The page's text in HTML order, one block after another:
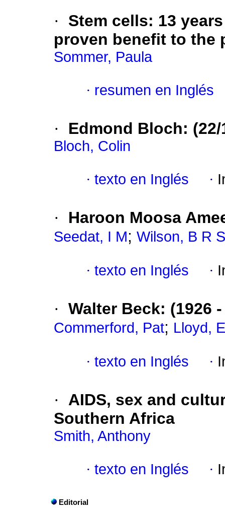
· Stem cells: 13
proven benefit to the
Sommer, Paula
· resumen en Inglés
· Edmond Bloch: (22/
Bloch, Colin
· texto en Inglés ·
· Haroon Moosa
Seedat, I M; Wilson, B R S
· texto en Inglés ·
· Walter Beck: (1926
Commerford, Pat; Lloyd,
· texto en Inglés ·
·
AIDS, sex and
Southern Africa
Smith, Anthony
· texto en Inglés ·
Editorial